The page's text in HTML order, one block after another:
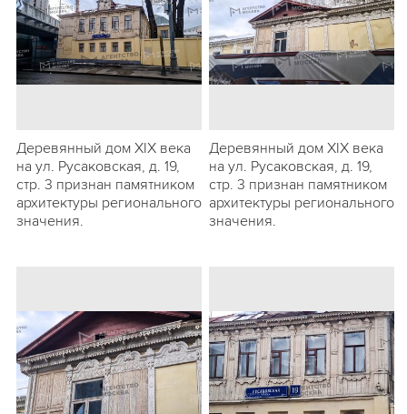
Деревянный дом XIX века
на ул. Русаковская, д. 19,
стр. 3 признан памятником
архитектуры регионального
значения.
Деревянный дом XIX века
на ул. Русаковская, д. 19,
стр. 3 признан памятником
архитектуры регионального
значения.